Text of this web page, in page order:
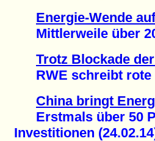
Energie-Wende
Mittlerweile über
Trotz Blockade
RWE schreibt rote
China bringt
Erstmals über 50
Investitionen